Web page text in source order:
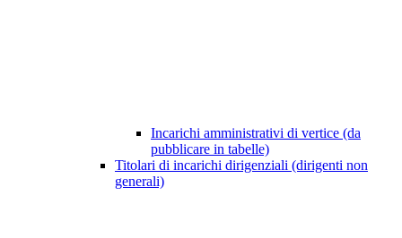
Incarichi amministrativi di vertice (da
pubblicare in tabelle)
Titolari di incarichi dirigenziali (dirigenti non
generali)